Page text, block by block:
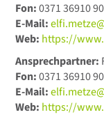
Fon:0371 36910
E-Mail:
Web: https://
Ansprechpartner:
Fon:0371 36910
E-Mail:
Web: https://